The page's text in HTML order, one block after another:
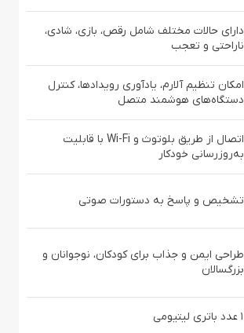
دارای حالات مختلف شامل رقص، بازی، شادی،
ناراحتی و تعجب
امکان تنظیم آلارم، یادآوری رویدادها، کنترل
دستگاه‌های هوشمند متصل
اتصال از طریق بلوتوث و Wi-Fi با قابلیت
به‌روزرسانی خودکار
تشخیص و پاسخ به دستورات صوتی
طراحی ایمن و جذاب برای کودکان، نوجوانان و
بزرگسالان